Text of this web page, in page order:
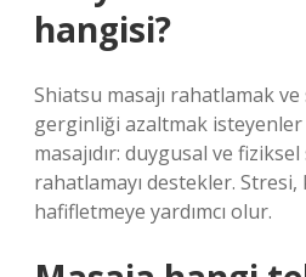
hangisi?
Shiatsu masajı rahatlamak ve
gerginliği azaltmak isteyenler
masajıdır: duygusal ve
rahatlamayı destekler. Stresi,
hafifletmeye yardımcı olur.